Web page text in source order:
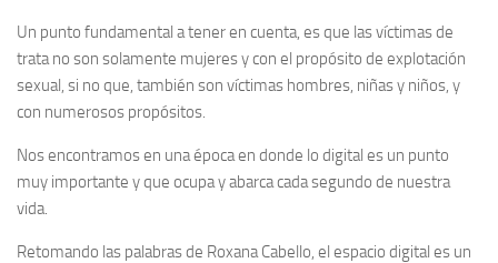
Un punto fundamental a tener en cuenta, es que las víctimas de
trata no son solamente mujeres y con el propósito de explotación
sexual, si no que, también son víctimas hombres, niñas y niños, y
con numerosos propósitos.
Nos encontramos en una época en donde lo digital es un punto
muy importante y que ocupa y abarca cada segundo de nuestra
vida.
Retomando las palabras de Roxana Cabello, el espacio digital es un